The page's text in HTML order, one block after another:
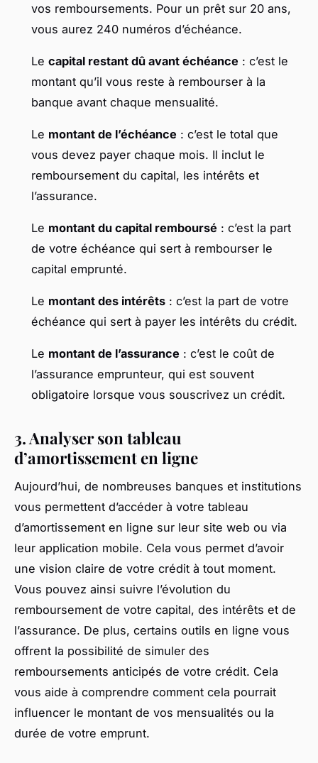
vos remboursements. Pour un prêt sur 20 ans,
vous aurez 240 numéros d’échéance.
Le capital restant dû avant échéance : c’est le
montant qu’il vous reste à rembourser à la
banque avant chaque mensualité.
Le montant de l’échéance : c’est le total que
vous devez payer chaque mois. Il inclut le
remboursement du capital, les intérêts et
l’assurance.
Le montant du capital remboursé : c’est la part
de votre échéance qui sert à rembourser le
capital emprunté.
Le montant des intérêts : c’est la part de votre
échéance qui sert à payer les intérêts du crédit.
Le montant de l’assurance : c’est le coût de
l’assurance emprunteur, qui est souvent
obligatoire lorsque vous souscrivez un crédit.
3. Analyser son tableau
d’amortissement en ligne
Aujourd’hui, de nombreuses banques et institutions
vous permettent d’accéder à votre tableau
d’amortissement en ligne sur leur site web ou via
leur application mobile. Cela vous permet d’avoir
une vision claire de votre crédit à tout moment.
Vous pouvez ainsi suivre l’évolution du
remboursement de votre capital, des intérêts et de
l’assurance. De plus, certains outils en ligne vous
offrent la possibilité de simuler des
remboursements anticipés de votre crédit. Cela
vous aide à comprendre comment cela pourrait
influencer le montant de vos mensualités ou la
durée de votre emprunt.